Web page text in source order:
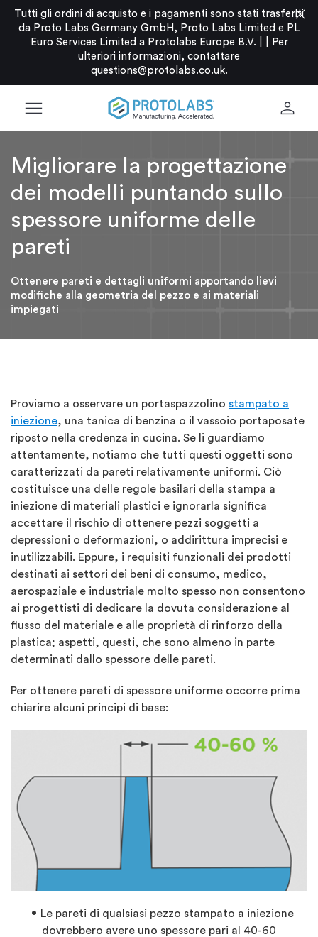
Tutti gli ordini di acquisto e i pagamenti sono stati trasferiti
da Proto Labs Germany GmbH, Proto Labs Limited e PL
Euro Services Limited a Protolabs Europe B.V. |
Per
ulteriori informazioni, contattare
questions@protolabs.co.uk.
close
menu person
Migliorare la progettazione
dei modelli puntando sullo
spessore uniforme delle
pareti
Ottenere pareti e dettagli uniformi apportando lievi
modifiche alla geometria del pezzo e ai materiali
impiegati
Proviamo a osservare un portaspazzolino stampato a
iniezione, una tanica di benzina o il vassoio portaposate
riposto nella credenza in cucina. Se li guardiamo
attentamente, notiamo che tutti questi oggetti sono
caratterizzati da pareti relativamente uniformi. Ciò
costituisce una delle regole basilari della stampa a
iniezione di materiali plastici e ignorarla significa
accettare il rischio di ottenere pezzi soggetti a
depressioni o deformazioni, o addirittura imprecisi e
inutilizzabili. Eppure, i requisiti funzionali dei prodotti
destinati ai settori dei beni di consumo, medico,
aerospaziale e industriale molto spesso non consentono
ai progettisti di dedicare la dovuta considerazione al
flusso del materiale e alle proprietà di rinforzo della
plastica; aspetti, questi, che sono almeno in parte
determinati dallo spessore delle pareti.
Per ottenere pareti di spessore uniforme occorre prima
chiarire alcuni principi di base:
Le pareti di qualsiasi pezzo stampato a iniezione
dovrebbero avere uno spessore pari al 40-60